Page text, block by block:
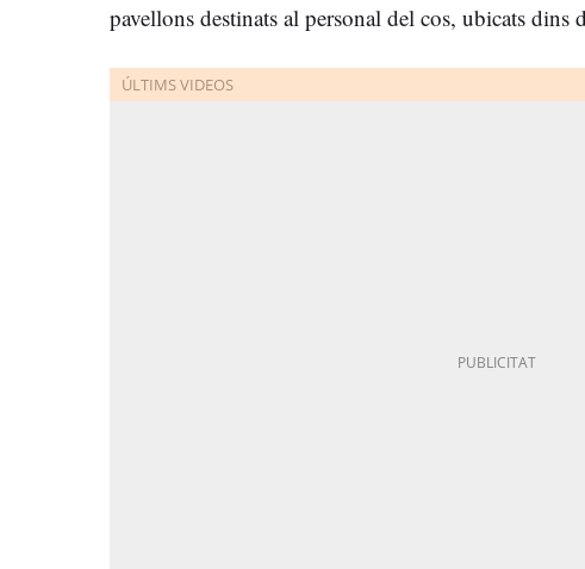
pavellons destinats al personal del cos, ubicats dins